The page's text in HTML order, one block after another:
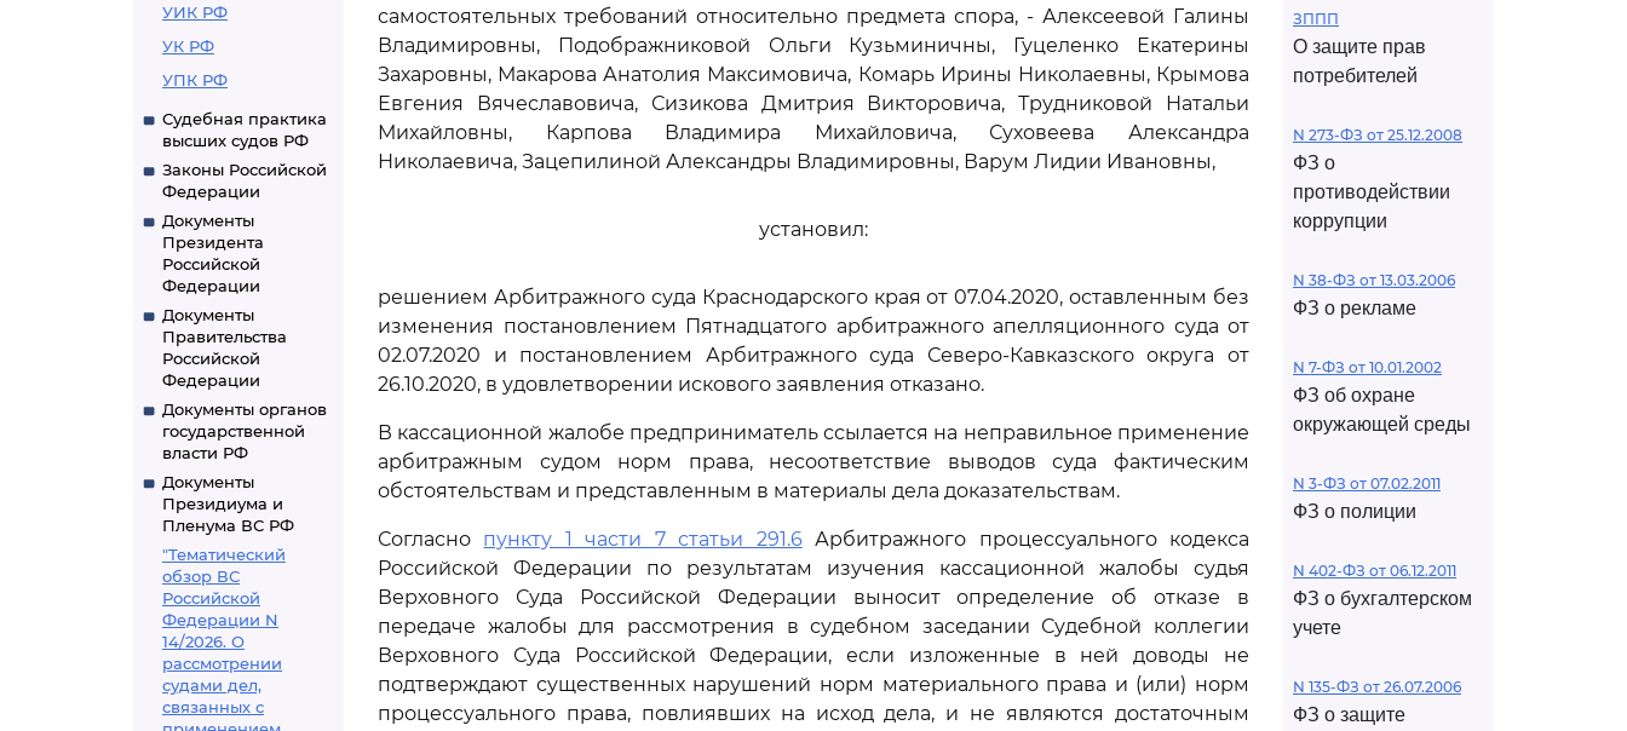
УИК РФ
УК РФ
УПК РФ
Судебная практика
высших судов РФ
Законы Российской
Федерации
Документы
Президента
Российской
Федерации
Документы
Правительства
Российской
Федерации
Документы органов
государственной
власти РФ
Документы
Президиума и
Пленума ВС РФ
"Тематический
обзор ВС
Российской
Федерации N
14/2026. О
рассмотрении
судами дел,
связанных с
самостоятельных требований относительно предмета спора, - Алексеевой Галины
Владимировны, Подображниковой Ольги Кузьминичны, Гуцеленко Екатерины
Захаровны, Макарова Анатолия Максимовича, Комарь Ирины Николаевны, Крымова
Евгения Вячеславовича, Сизикова Дмитрия Викторовича, Трудниковой Натальи
Михайловны, Карпова Владимира Михайловича, Суховеева Александра
Николаевича, Зацепилиной Александры Владимировны, Варум Лидии Ивановны,
установил:
решением Арбитражного суда Краснодарского края от 07.04.2020, оставленным без
изменения постановлением Пятнадцатого арбитражного апелляционного суда от
02.07.2020 и постановлением Арбитражного суда Северо-Кавказского округа от
26.10.2020, в удовлетворении искового заявления отказано.
В кассационной жалобе предприниматель ссылается на неправильное применение
арбитражным судом норм права, несоответствие выводов суда фактическим
обстоятельствам и представленным в материалы дела доказательствам.
Согласно пункту 1 части 7 статьи 291.6Арбитражного процессуального кодекса
Российской Федерации по результатам изучения кассационной жалобы судья
Верховного Суда Российской Федерации выносит определение об отказе в
передаче жалобы для рассмотрения в судебном заседании Судебной коллегии
Верховного Суда Российской Федерации, если изложенные в ней доводы не
подтверждают существенных нарушений норм материального права и (или) норм
процессуального права, повлиявших на исход дела, и не являются достаточным
ЗППП
О защите прав
потребителей
N 273-ФЗ от 25.12.2008
ФЗ о
противодействии
коррупции
N 38-ФЗ от 13.03.2006
ФЗ о рекламе
N 7-ФЗ от 10.01.2002
ФЗ об охране
окружающей среды
N 3-ФЗ от 07.02.2011
ФЗ о полиции
N 402-ФЗ от 06.12.2011
ФЗ о бухгалтерском
учете
N 135-ФЗ от 26.07.2006
ФЗ о защите